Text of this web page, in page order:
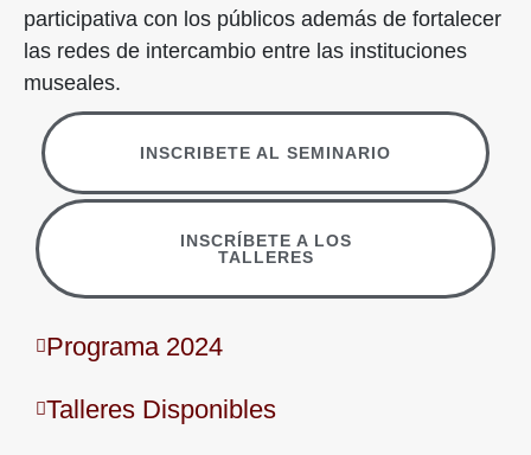
participativa con los públicos además de fortalecer
las redes de intercambio entre las instituciones
museales.
INSCRIBETE AL SEMINARIO
INSCRÍBETE A LOS
TALLERES
Programa 2024
Talleres Disponibles